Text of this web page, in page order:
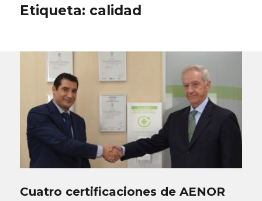
Etiqueta: calidad
Cuatro certificaciones de AENOR